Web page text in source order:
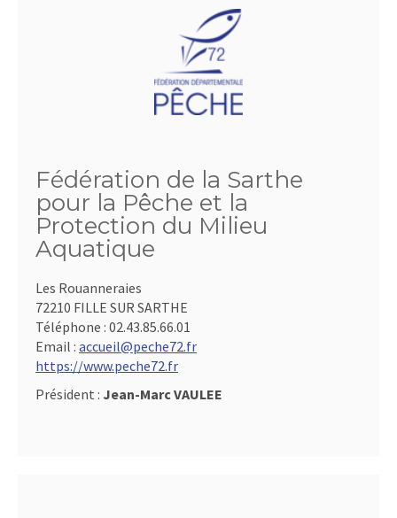
Fédération de la Sarthe
pour la Pêche et la
Protection du Milieu
Aquatique
Les Rouanneraies
72210 FILLE SUR SARTHE
Téléphone : 02.43.85.66.01
Email : accueil@peche72.fr
https://www.peche72.fr
Président : Jean-Marc VAULEE